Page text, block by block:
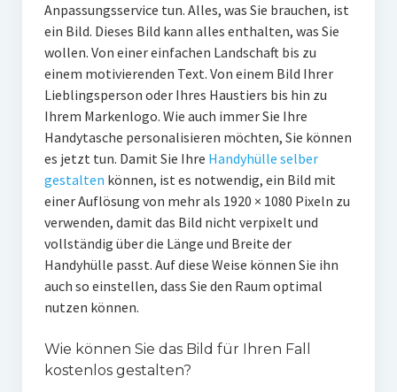
Anpassungsservice tun. Alles, was Sie brauchen, ist
ein Bild. Dieses Bild kann alles enthalten, was Sie
wollen. Von einer einfachen Landschaft bis zu
einem motivierenden Text. Von einem Bild Ihrer
Lieblingsperson oder Ihres Haustiers bis hin zu
Ihrem Markenlogo. Wie auch immer Sie Ihre
Handytasche personalisieren möchten, Sie können
es jetzt tun. Damit Sie Ihre Handyhülle selber
gestalten können, ist es notwendig, ein Bild mit
einer Auflösung von mehr als 1920 × 1080 Pixeln zu
verwenden, damit das Bild nicht verpixelt und
vollständig über die Länge und Breite der
Handyhülle passt. Auf diese Weise können Sie ihn
auch so einstellen, dass Sie den Raum optimal
nutzen können.
Wie können Sie das Bild für Ihren Fall
kostenlos gestalten?